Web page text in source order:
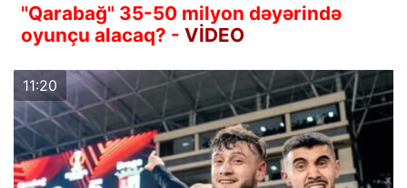
"Qarabağ" 35-50 milyon dəyərində
oyunçu alacaq? - VİDEO
11:20